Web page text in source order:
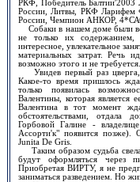
РКФ, Победитель
России, Литвы, РКФ
России, Чемпион АНКОР,
Собаки в нашем доме были
не только их
интересное, увлекательное
материальных затрат. Речь
возможно этого и не
Увидев первый раз цверга,
Какое-то время пришлось
только появилась
Валентины, которая является
Валентина в тот момент
обстоятельствами, отдала
Горбовой Галине -
Ассорти'к" появится
Junita De Gris.
Таким образом судьба
будут оформляться через
Приобретая ВИРТУ, я не
заниматься разведением. Но